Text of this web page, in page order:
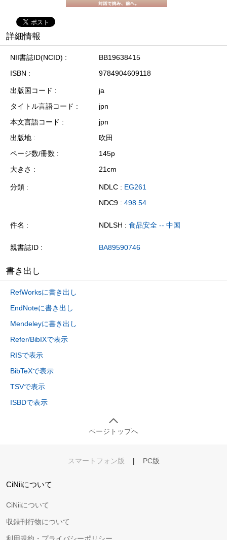
詳細情報
NII書誌ID(NCID)
BB19638415
ISBN
9784904609118
出版国コード
ja
タイトル言語コード
jpn
本文言語コード
jpn
出版地
吹田
ページ数/冊数
145p
大きさ
21cm
分類 NDLC : EG261
NDC9 : 498.54
件名 NDLSH : 食品安全 -- 中国
親書誌ID BA89590746
書き出し
RefWorksに書き出し
EndNoteに書き出し
Mendeleyに書き出し
Refer/BibIXで表示
RISで表示
BibTeXで表示
TSVで表示
ISBDで表示
ページトップへ
スマートフォン版 | PC版
CiNiiについて
CiNiiについて
収録刊行物について